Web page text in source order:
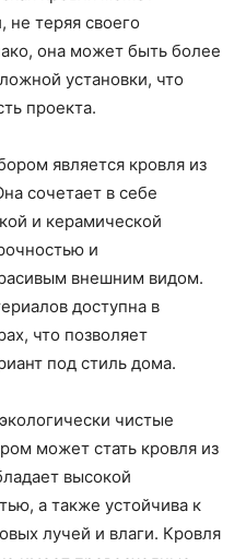
не теряя своего
она может быть более
установки, что
проекта.
является кровля из
сочетает в себе
и керамической
и
внешним видом.
доступна в
что позволяет
под стиль дома.
чистые
может стать кровля из
высокой
а также устойчива к
лучей и влаги. Кровля